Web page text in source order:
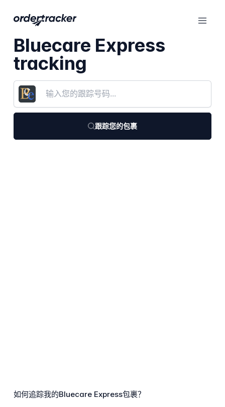
Bluecare Express
tracking
跟踪您的包裹
如何追踪我的Bluecare Express包裹？